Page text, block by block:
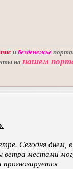
и безденежье
на нашем
Сегодня днем, в
ветра местами